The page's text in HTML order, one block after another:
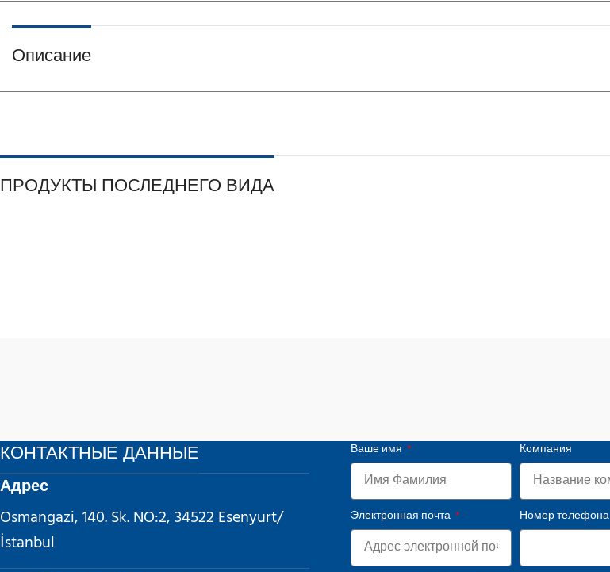
Описание
ПРОДУКТЫ ПОСЛЕДНЕГО ВИДА
КОНТАКТНЫЕ ДАННЫЕ
Адрес
Osmangazi, 140. Sk. NO:2, 34522 Esenyurt/
İstanbul
Ваше имя Компания
Электронная почта Номер телефона